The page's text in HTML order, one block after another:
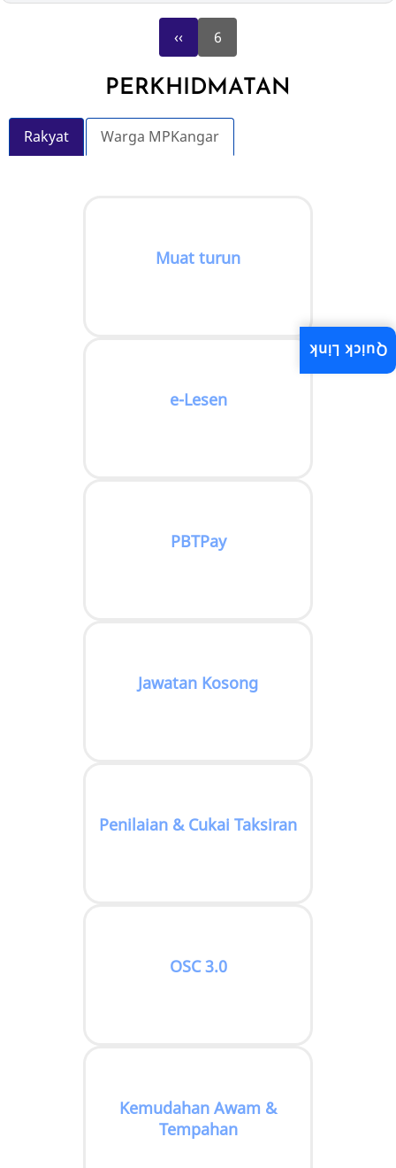
Previous
page
‹‹ 6
PERKHIDMATAN
Rakyat Warga MPKangar
Muat turun
e-Lesen
PBTPay
Jawatan Kosong
Penilaian & Cukai Taksiran
OSC 3.0
Kemudahan Awam &
Tempahan
Quick Link